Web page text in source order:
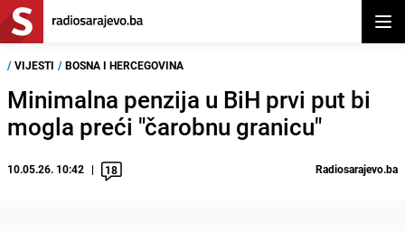
/ VIJESTI / BOSNA I HERCEGOVINA
Minimalna penzija u BiH prvi put bi
mogla preći "čarobnu granicu"
10.05.26. 10:42 18 Radiosarajevo.ba